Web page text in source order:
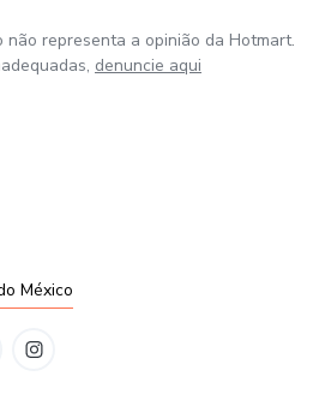
representa a opinião da Hotmart.
denuncie aqui
México